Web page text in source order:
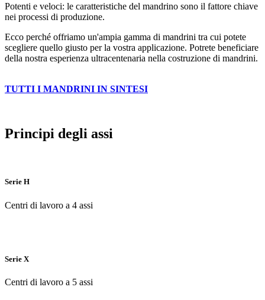
Potenti e veloci: le caratteristiche del mandrino sono il fattore chiave
nei processi di produzione.
Ecco perché offriamo un'ampia gamma di mandrini tra cui potete
scegliere quello giusto per la vostra applicazione. Potrete beneficiare
della nostra esperienza ultracentenaria nella costruzione di mandrini.
TUTTI I MANDRINI IN SINTESI
Principi degli assi
Serie H
Centri di lavoro a 4 assi
Serie X
Centri di lavoro a 5 assi